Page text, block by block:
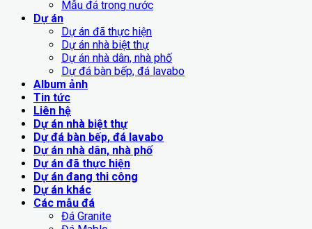
Mẫu đá trong nước
Dự án
Dự án đã thực hiện
Dự án nhà biệt thự
Dự án nhà dân, nhà phố
Dự đá bàn bếp, đá lavabo
Album ảnh
Tin tức
Liên hệ
Dự án nhà biệt thự
Dự đá bàn bếp, đá lavabo
Dự án nhà dân, nhà phố
Dự án đã thực hiện
Dự án đang thi công
Dự án khác
Các mẫu đá
Đá Granite